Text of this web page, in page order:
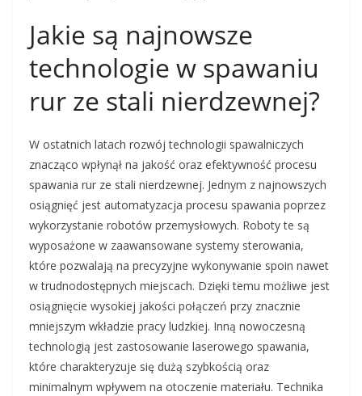
Jakie są najnowsze
technologie w spawaniu
rur ze stali nierdzewnej?
W ostatnich latach rozwój technologii spawalniczych
znacząco wpłynął na jakość oraz efektywność procesu
spawania rur ze stali nierdzewnej. Jednym z najnowszych
osiągnięć jest automatyzacja procesu spawania poprzez
wykorzystanie robotów przemysłowych. Roboty te są
wyposażone w zaawansowane systemy sterowania,
które pozwalają na precyzyjne wykonywanie spoin nawet
w trudnodostępnych miejscach. Dzięki temu możliwe jest
osiągnięcie wysokiej jakości połączeń przy znacznie
mniejszym wkładzie pracy ludzkiej. Inną nowoczesną
technologią jest zastosowanie laserowego spawania,
które charakteryzuje się dużą szybkością oraz
minimalnym wpływem na otoczenie materiału. Technika